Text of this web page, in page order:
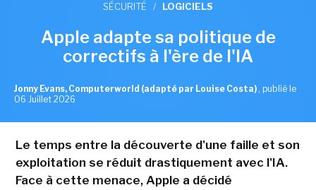
SÉCURITÉ / LOGICIELS
Apple adapte sa politique de
correctifs à l'ère de l'IA
Jonny Evans, Computerworld (adapté par Louise Costa) , publié le
06 Juillet 2026
Le temps entre la découverte d'une faille et son
exploitation se réduit drastiquement avec l'IA.
Face à cette menace, Apple a décidé